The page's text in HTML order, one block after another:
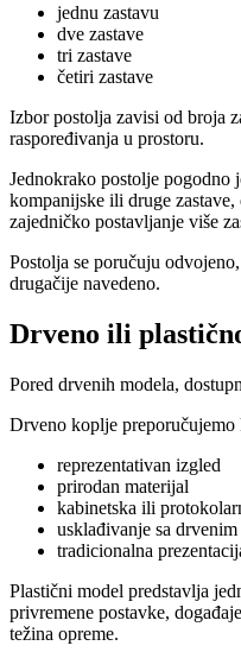
jednu zastavu
dve zastave
tri zastave
četiri zastave
Izbor postolja zavisi od broja
raspoređivanja u prostoru.
Jednokrako postolje pogodno
kompanijske ili druge
zajedničko postavljanje više
Postolja se poručuju
drugačije navedeno.
Drveno ili
Pored drvenih modela,
Drveno koplje preporučujemo
reprezentativan izgled
prirodan materijal
kabinetska ili
usklađivanje sa
tradicionalna
Plastični model predstavlja
privremene postavke,
težina opreme.